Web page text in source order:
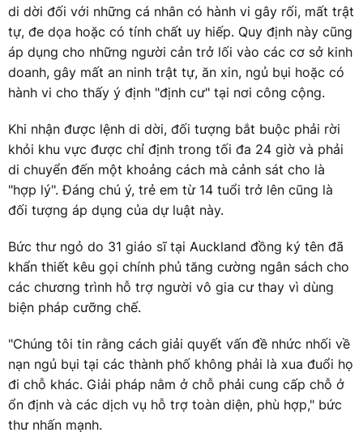
di dời đối với những cá nhân có hành vi gây rối, mất trật
tự, đe dọa hoặc có tính chất uy hiếp. Quy định này cũng
áp dụng cho những người cản trở lối vào các cơ sở kinh
doanh, gây mất an ninh trật tự, ăn xin, ngủ bụi hoặc có
hành vi cho thấy ý định "định cư" tại nơi công cộng.
Khi nhận được lệnh di dời, đối tượng bắt buộc phải rời
khỏi khu vực được chỉ định trong tối đa 24 giờ và phải
di chuyển đến một khoảng cách mà cảnh sát cho là
"hợp lý". Đáng chú ý, trẻ em từ 14 tuổi trở lên cũng là
đối tượng áp dụng của dự luật này.
Bức thư ngỏ do 31 giáo sĩ tại Auckland đồng ký tên đã
khẩn thiết kêu gọi chính phủ tăng cường ngân sách cho
các chương trình hỗ trợ người vô gia cư thay vì dùng
biện pháp cưỡng chế.
"Chúng tôi tin rằng cách giải quyết vấn đề nhức nhối về
nạn ngủ bụi tại các thành phố không phải là xua đuổi họ
đi chỗ khác. Giải pháp nằm ở chỗ phải cung cấp chỗ ở
ổn định và các dịch vụ hỗ trợ toàn diện, phù hợp," bức
thư nhấn mạnh.